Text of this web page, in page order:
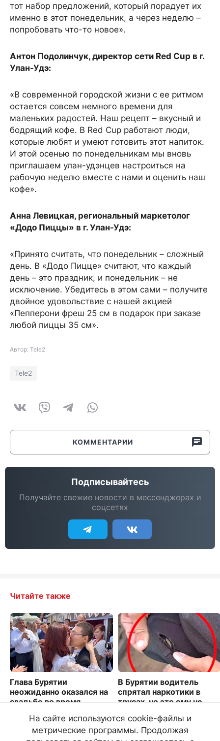
тот набор предложений, который порадует их
именно в этот понедельник, а через неделю –
попробовать что-то новое».
Антон Подолинчук, директор сети Red Cup в г.
Улан-Удэ:
«В современной городской жизни с ее ритмом
остается совсем немного времени для
маленьких радостей. Наш рецепт – вкусный и
бодрящий кофе. В Red Cup работают люди,
которые любят и умеют готовить этот напиток.
И этой осенью по понедельникам мы вновь
приглашаем улан-удэнцев настроиться на
рабочую неделю вместе с нами и оценить наш
кофе».
Анна Левицкая, региональный маркетолог
«Додо Пиццы» в г. Улан-Удэ:
«Принято считать, что понедельник – сложный
день. В «Додо Пицце» считают, что каждый
день – это праздник, и понедельник – не
исключение. Убедитесь в этом сами – получите
двойное удовольствие с нашей акцией
«Пепперони фреш 25 см в подарок при заказе
любой пиццы 35 см».
Автор: Tele2
Tele2
КОММЕНТАРИИ
Подписывайтесь
Получайте свежие новости в мессенджерах и
соцсетях
Читайте также
Глава Бурятии
неожиданно оказался на
свадьбе во время
В Бурятии водитель
спрятал наркотики в
трусах, но это ему не
2640
На сайте используются cookie-файлы и
метрические программы. Продолжая